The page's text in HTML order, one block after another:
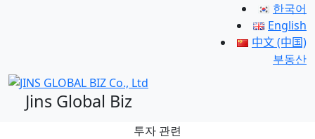
한국어
English
中文 (中国)
부동산
Jins Global Biz
투자 관련